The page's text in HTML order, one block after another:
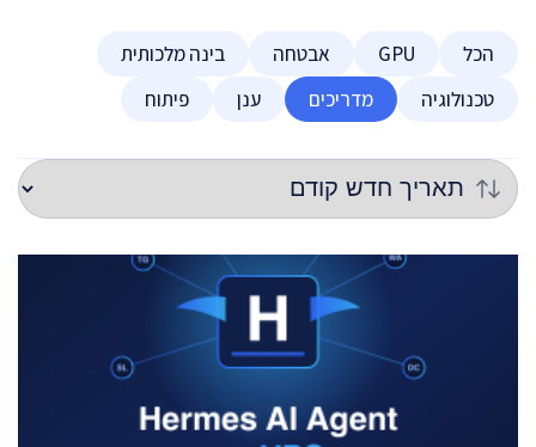
הכל GPU אבטחה
בינה מלכותית
טכנולוגיה
מדריכים ענן פיתוח